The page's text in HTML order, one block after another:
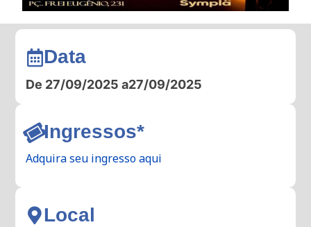
Data
De 27/09/2025 a27/09/2025
Ingressos*
Adquira seu ingresso aqui
Local